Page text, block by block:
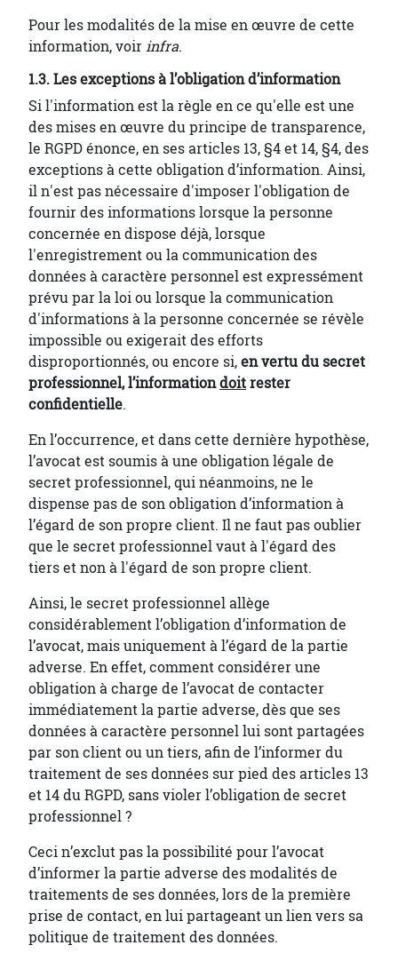
Pour les modalités de la mise en œuvre de cette
information, voirinfra.
1.3. Les exceptions à l’obligation d’information
Si l'information est la règle en ce qu'elle est une
des mises en œuvre du principe de transparence,
le RGPD énonce, en ses articles 13, §4 et 14, §4, des
exceptions à cette obligation d’information. Ainsi,
il n'est pas nécessaire d'imposer l'obligation de
fournir des informations lorsque la personne
concernée en dispose déjà, lorsque
l'enregistrement ou la communication des
données à caractère personnel est expressément
prévu par la loi ou lorsque la communication
d'informations à la personne concernée se révèle
impossible ou exigerait des efforts
disproportionnés, ou encore si,en vertu du secret
professionnel, l’informationdoitrester
confidentielle.
En l’occurrence, et dans cette dernière hypothèse,
l’avocat est soumis à une obligation légale de
secret professionnel, qui néanmoins, ne le
dispense pas de son obligation d’information à
l’égard de son propre client. Il ne faut pas oublier
que le secret professionnel vaut à l'égard des
tiers et non à l'égard de son propre client.
Ainsi, le secret professionnel allège
considérablement l’obligation d’information de
l’avocat, mais uniquement à l’égard de la partie
adverse. En effet, comment considérer une
obligation à charge de l’avocat de contacter
immédiatement la partie adverse, dès que ses
données à caractère personnel lui sont partagées
par son client ou un tiers, afin de l’informer du
traitement de ses données sur pied des articles 13
et 14 du RGPD, sans violer l’obligation de secret
professionnel ?
Ceci n’exclut pas la possibilité pour l’avocat
d’informer la partie adverse des modalités de
traitements de ses données, lors de la première
prise de contact, en lui partageant un lien vers sa
politique de traitement des données.